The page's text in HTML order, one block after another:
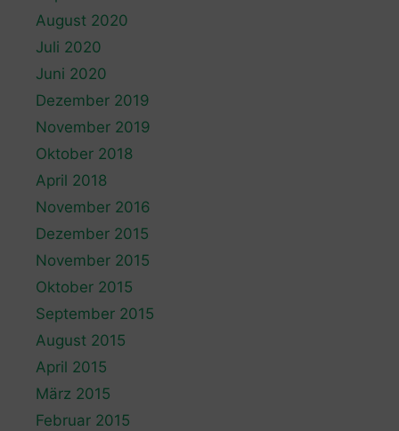
August 2020
Juli 2020
Juni 2020
Dezember 2019
November 2019
Oktober 2018
April 2018
November 2016
Dezember 2015
November 2015
Oktober 2015
September 2015
August 2015
April 2015
März 2015
Februar 2015